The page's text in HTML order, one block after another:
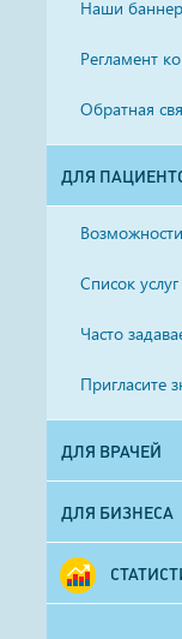
Наши
Регламент
Обратная
ДЛЯ
Список услуг
Часто
Пригласите
ДЛЯ ВРАЧЕЙ
ДЛЯ БИЗНЕСА